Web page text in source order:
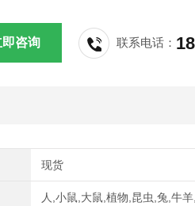
即咨询 联系电话：
现货
人,小鼠,大鼠,植物,昆虫,兔,牛